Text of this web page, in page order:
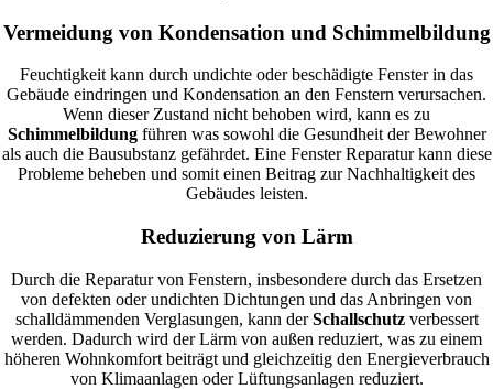
Vermeidung von Kondensation und Schimmelbildung
Feuchtigkeit kann durch undichte oder beschädigte Fenster in das
Gebäude eindringen und Kondensation an den Fenstern verursachen.
Wenn dieser Zustand nicht behoben wird, kann es zu
Schimmelbildungführen was sowohl die Gesundheit der Bewohner
als auch die Bausubstanz gefährdet. Eine Fenster Reparatur kann diese
Probleme beheben und somit einen Beitrag zur Nachhaltigkeit des
Gebäudes leisten.
Reduzierung von Lärm
Durch die Reparatur von Fenstern, insbesondere durch das Ersetzen
von defekten oder undichten Dichtungen und das Anbringen von
schalldämmenden Verglasungen, kann derSchallschutzverbessert
werden. Dadurch wird der Lärm von außen reduziert, was zu einem
höheren Wohnkomfort beiträgt und gleichzeitig den Energieverbrauch
von Klimaanlagen oder Lüftungsanlagen reduziert.